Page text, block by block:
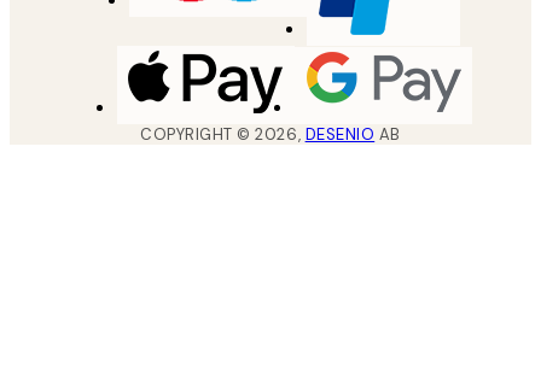
COPYRIGHT ©2026, DESENIO AB